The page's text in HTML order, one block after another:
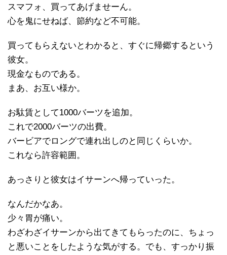
スマフォ、買ってあげませーん。
心を鬼にせねば、節約など不可能。
買ってもらえないとわかると、すぐに帰郷するという
彼女。
現金なものである。
まあ、お互い様か。
お駄賃として1000バーツを追加。
これで2000バーツの出費。
バービアでロングで連れ出しのと同じくらいか。
これなら許容範囲。
あっさりと彼女はイサーンへ帰っていった。
なんだかなあ。
少々胃が痛い。
わざわざイサーンから出てきてもらったのに、ちょっ
と悪いことをしたような気がする。でも、すっかり振